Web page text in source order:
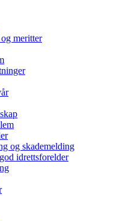
meritter
og skademelding
idrettsforelder